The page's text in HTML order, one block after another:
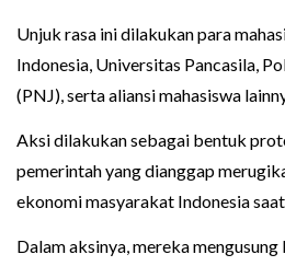
Unjuk rasa ini dilakukan para
Indonesia, Universitas Pancasila,
(PNJ), serta aliansi mahasiswa
Aksi dilakukan sebagai bentuk
pemerintah yang dianggap
ekonomi masyarakat Indonesia
Dalam aksinya, mereka